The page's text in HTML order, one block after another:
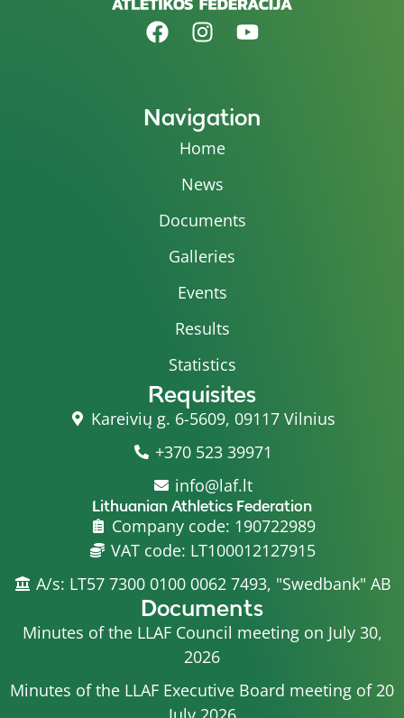
Navigation
Home
News
Documents
Galleries
Events
Results
Statistics
Requisites
Kareivių g. 6-5609, 09117 Vilnius
+370 523 39971
info@laf.lt
Lithuanian Athletics Federation
Company code: 190722989
VAT code: LT100012127915
A/s: LT57 7300 0100 0062 7493, "Swedbank" AB
Documents
Minutes of the LLAF Council meeting on July 30,
2026
Minutes of the LLAF Executive Board meeting of 20